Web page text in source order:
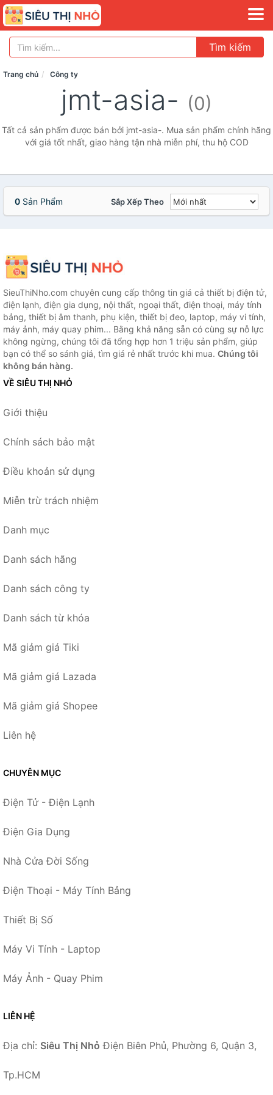
Tìm kiếm
Trang chủ Công ty
jmt-asia- (0)
Tất cả sản phẩm được bán bởi jmt-asia-. Mua sản phẩm chính hãng
với giá tốt nhất, giao hàng tận nhà miễn phí, thu hộ COD
0 Sản Phẩm Sắp Xếp Theo
SieuThiNho.com chuyên cung cấp thông tin giá cả thiết bị điện tử,
điện lạnh, điện gia dụng, nội thất, ngoại thất, điện thoại, máy tính
bảng, thiết bị âm thanh, phụ kiện, thiết bị đeo, laptop, máy vi tính,
máy ảnh, máy quay phim... Bằng khả năng sẵn có cùng sự nỗ lực
không ngừng, chúng tôi đã tổng hợp hơn 1 triệu sản phẩm, giúp
bạn có thể so sánh giá, tìm giá rẻ nhất trước khi mua. Chúng tôi
không bán hàng.
VỀ SIÊU THỊ NHỎ
Giới thiệu
Chính sách bảo mật
Điều khoản sử dụng
Miễn trừ trách nhiệm
Danh mục
Danh sách hãng
Danh sách công ty
Danh sách từ khóa
Mã giảm giá Tiki
Mã giảm giá Lazada
Mã giảm giá Shopee
Liên hệ
CHUYÊN MỤC
Điện Tử - Điện Lạnh
Điện Gia Dụng
Nhà Cửa Đời Sống
Điện Thoại - Máy Tính Bảng
Thiết Bị Số
Máy Vi Tính - Laptop
Máy Ảnh - Quay Phim
LIÊN HỆ
Địa chỉ: Siêu Thị Nhỏ Điện Biên Phủ, Phường 6, Quận 3,
Tp.HCM